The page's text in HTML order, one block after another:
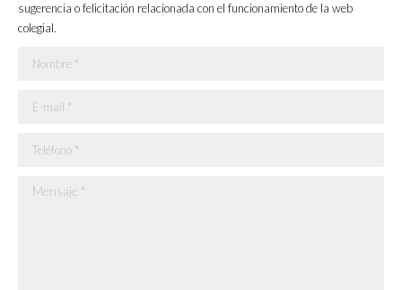
windowwindowwindowwindow
sugerencia o felicitación relacionada con el funcionamiento de la web
colegial.
Nombre *
E-mail *
Teléfono *
Mensaje *